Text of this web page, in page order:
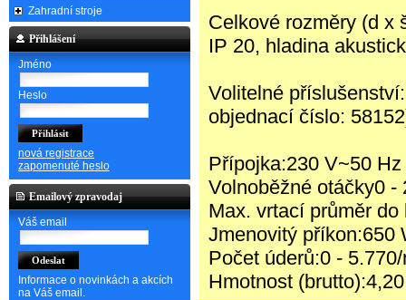
Celkové rozměry (d x
IP 20, hladina
Volitelné
objednací číslo:
Přípojka:230 V~50 Hz
Volnoběžné otáčky0 -
Max. vrtací průměr do
Jmenovitý příkon:650
Počet úderů:0 -
Hmotnost
Zahradní stroje
Přihlášení
Jméno
Heslo
nová registrace
zapomenuté heslo
Emailový zpravodaj
Váš email
Informace o novinkách a akcích
na Váš email.